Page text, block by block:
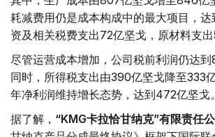
耗减费用仍是成本构成中的最大项目，
资及相关税费支出72亿坚戈，原材料支出
尽管运营成本增加，公司税前利润仍达
同时，所得税支出由390亿坚戈降至333
年净利润维持增长态势，达到472亿坚戈。
据了解， “KMG卡拉恰甘纳克”有限责任